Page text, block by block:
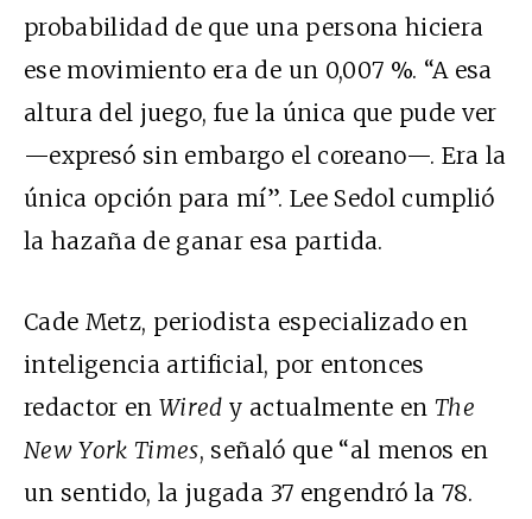
probabilidad de que una persona hiciera
ese movimiento era de un 0,007 %. “A esa
altura del juego, fue la única que pude ver
—expresó sin embargo el coreano—. Era la
única opción para mí”. Lee Sedol cumplió
la hazaña de ganar esa partida.
Cade Metz, periodista especializado en
inteligencia artificial, por entonces
redactor enWired y actualmente en The
New York Times, señaló que “al menos en
un sentido, la jugada 37 engendró la 78.